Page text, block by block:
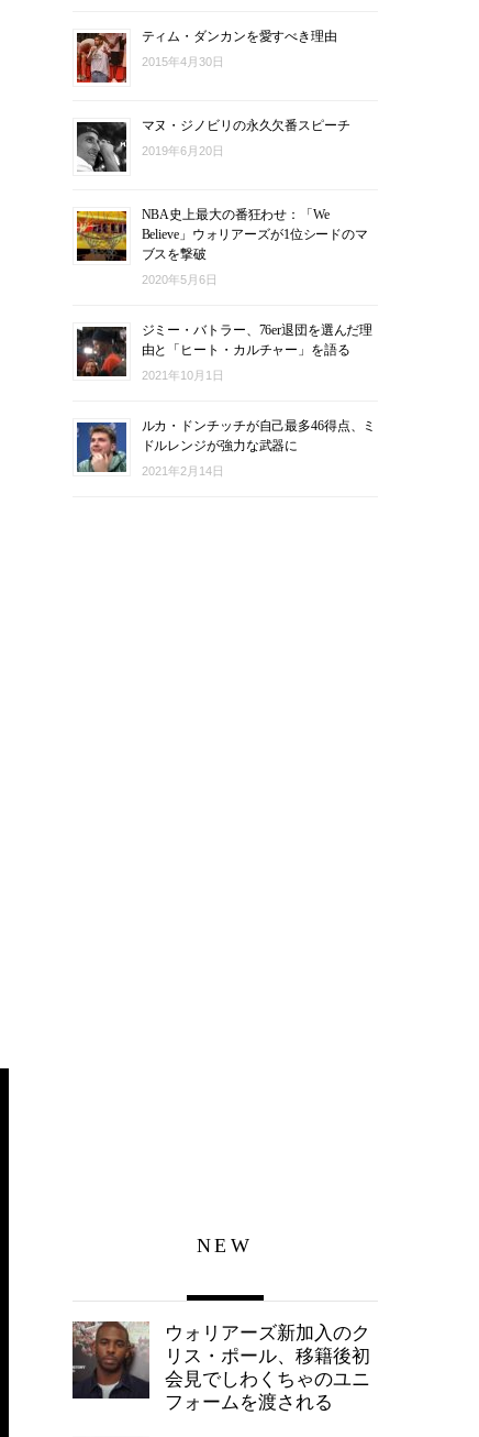
ティム・ダンカンを愛すべき理由
2015年4月30日
マヌ・ジノビリの永久欠番スピーチ
2019年6月20日
NBA史上最大の番狂わせ：「We
Believe」ウォリアーズが1位シードのマ
ブスを撃破
2020年5月6日
ジミー・バトラー、76er退団を選んだ理
由と「ヒート・カルチャー」を語る
2021年10月1日
ルカ・ドンチッチが自己最多46得点、ミ
ドルレンジが強力な武器に
2021年2月14日
NEW
ウォリアーズ新加入のク
リス・ポール、移籍後初
会見でしわくちゃのユニ
フォームを渡される